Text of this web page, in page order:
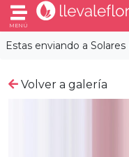
Estas enviando a Solares
MENÚ
Volver a galería